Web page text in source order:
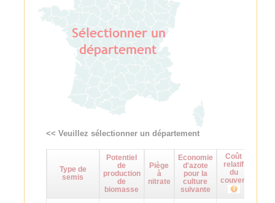
<< Veuillez sélectionner un département
Type de
semis
Potentiel
de
production
de
biomasse
Piège
à
nitrate
Economie
d'azote
pour la
culture
suivante
Coût
relatif
du
couvert